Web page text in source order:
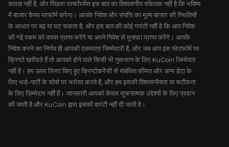
सलाह नहीं है, और पिछला परफॉरमेंस इस बात का विश्वसनीय संकेतक नहीं है कि भविष्य
में बाजार कैसा परफॉर्म करेगा। आपके निवेश और संपत्ति का मूल्य बाजार की स्थितियों
के आधार पर बढ़ या घट सकता है, और इस बात की कोई गारंटी नहीं है कि आप निवेश
की गई रकम को वापस प्राप्त करेंगे या अपने निवेश से मुनाफ़ा प्राप्त करेंगे। आपके
निवेश करने का निर्णय ही आपकी एकमात्र जिम्मेदारी हैं, और जब आप इस प्लेटफॉर्म पर
क्रिप्टो खरीदते हैं तो आपको होने वाले किसी भी नुकसान के लिए KuCoin जिम्मेदार
नहीं है। हम ऊपर लिस्ट किए हुए क्रिप्टोकरेंसी से संबंधित कीमत और अन्य डेटा के
लिए थर्ड-पार्टी के सोर्स पर भरोसा करते हैं, और हम इसकी विश्वसनीयता या सटीकता
के लिए ज़िम्मेदार नहीं हैं। जानकारी आपको केवल सूचनात्मक उद्देश्यों के लिए प्रदान
की जाती है और KuCoin द्वारा इसकी वारंटी नहीं दी जाती है।